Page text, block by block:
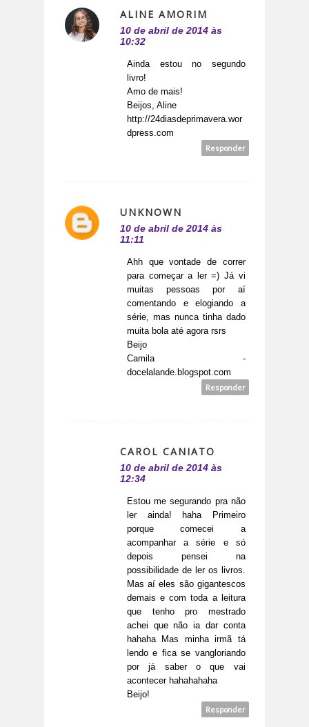
ALINE AMORIM
10 de abril de 2014 às
10:32
Ainda estou no segundo
livro!
Amo de mais!
Beijos, Aline
http://24diasdeprimavera.wor
dpress.com
Responder
UNKNOWN
10 de abril de 2014 às
11:11
Ahh que vontade de correr
para começar a ler =) Já vi
muitas pessoas por aí
comentando e elogiando a
série, mas nunca tinha dado
muita bola até agora rsrs
Beijo
Camila -
docelalande.blogspot.com
Responder
CAROL CANIATO
10 de abril de 2014 às
12:34
Estou me segurando pra não
ler ainda! haha Primeiro
porque comecei a
acompanhar a série e só
depois pensei na
possibilidade de ler os livros.
Mas aí eles são gigantescos
demais e com toda a leitura
que tenho pro mestrado
achei que não ia dar conta
hahaha Mas minha irmã tá
lendo e fica se vangloriando
por já saber o que vai
acontecer hahahahaha
Beijo!
Responder